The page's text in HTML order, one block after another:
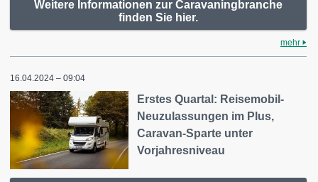
Weitere Informationen zur Caravaningbranche
finden Sie hier.
mehr
16.04.2024 – 09:04
Erstes Quartal: Reisemobil-
Neuzulassungen im Plus,
Caravan-Sparte unter
Vorjahresniveau